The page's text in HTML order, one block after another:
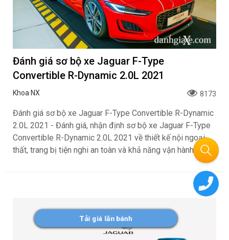
Đánh giá sơ bộ xe Jaguar F-Type
Convertible R-Dynamic 2.0L 2021
Khoa NX 8173
Đánh giá sơ bộ xe Jaguar F-Type Convertible R-Dynamic
2.0L 2021 - Đánh giá, nhận định sơ bộ xe Jaguar F-Type
Convertible R-Dynamic 2.0L 2021 về thiết kế nội ngoại
thất, trang bị tiện nghi an toàn và khả năng vận hành.
Tải giá lăn bánh